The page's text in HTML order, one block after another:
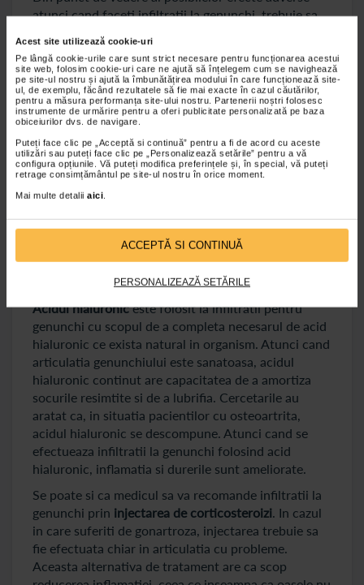
Acest site utilizează cookie-uri
Pe lângă cookie-urile care sunt strict necesare pentru funcționarea acestui
site web, folosim cookie-uri care ne ajută să înțelegem cum se navighează
pe site-ul nostru și ajută la îmbunătățirea modului în care funcționează site-
ul, de exemplu, făcând rezultatele să fie mai exacte în cazul căutărilor,
pentru a măsura performanța site-ului nostru. Partenerii noștri folosesc
instrumente de urmărire pentru a oferi publicitate personalizată pe baza
obiceiurilor dvs. de navigare.
Puteți face clic pe „Acceptă si continuă” pentru a fi de acord cu aceste
utilizări sau puteți face clic pe „Personalizează setările” pentru a vă
configura opțiunile. Vă puteți modifica preferințele și, în special, vă puteți
retrage consimțământul pe site-ul nostru în orice moment.
Mai multe detalii aici
ACCEPTĂ SI CONTINUĂ
PERSONALIZEAZĂ SETĂRILE
atunci cand faceti infiltratii la genunchi, trebuie sa
mentionam reactiile locale sau eventualele infectii.
Specialistii atrag atentia asupra faptului ca
afectiunile articulare nu pot sa fie tratate exclusiv cu
astfel de injectii, pentru ca pot ajunge in timp sa
afecteze negativ articulatiile.
Tipuri de infiltratii la genunchi
Daca medicul ortoped stabileste in urma
investigatiilor ca aveti nevoie de infiltratii la
hialuronic, pe cele cu corticosteroizi, precum si pe
cele PRP (plasma imbogatita cu trombocite). De
asemenea, medicul specialist poate sa recomande si
efectuarea unei punctii articulare (artrocenteza).
Acidul hialuroniceste folosit la infiltratii pentru
genunchi cu scopul de a completa necesarul de acid
hialuronic ce exista natural in organism. Atunci cand
articulatia genunchiului este sanatoasa, acidul
hialuronic continut are capacitatea de a amortiza
socurile resimtite si de a lubrifia. Cercetarile au
aratat ca, in situatia pacientilor cu osteoartrita,
acidul hialuronic se descompune. Atunci cand se
efectueaza infiltratii la genunchi folosind acid
hialuronic, inflamatia si durerile sunt ameliorate.
Se poate si ca medicul sa va recomande infiltratii la
genunchi prin injectarea de corticosteroizi. In cazul
in care suferiti de gonartroza, injectarea trebuie sa
fie efectuata chiar in articulatia cu probleme.
Aceasta alternativa de tratament are ca scop